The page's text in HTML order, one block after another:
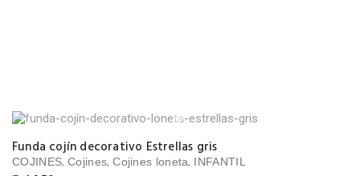
Funda cojín decorativo Estrellas gris
COJINES,Cojines,Cojines loneta, INFANTIL